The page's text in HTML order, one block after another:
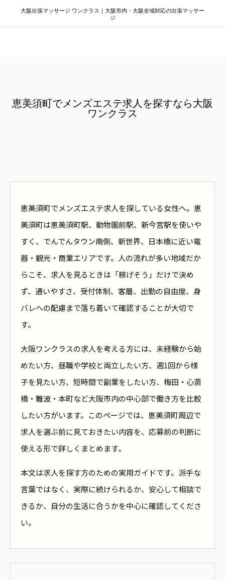
大阪出張マッサージ ワンクラス｜大阪市内・大阪全域対応の出張マッサー
ジ
恵美須町でメンズエステ求人を探すなら大阪
ワンクラス
恵美須町でメンズエステ求人を探している女性へ。恵
美須町は恵美須町駅、動物園前駅、新今宮駅を使いや
すく、でんでんタウン南側、新世界、日本橋に近い電
器・観光・商業エリアです。人の流れが多い地域だか
らこそ、求人を見るときは「稼げそう」だけで決め
ず、通いやすさ、受付体制、客層、出勤の自由度、身
バレへの配慮まで落ち着いて確認することが大切で
す。
大阪ワンクラスの求人を考える方には、未経験から始
めたい方、昼職や学校と両立したい方、週1回から様
子を見たい方、短時間で副業をしたい方、梅田・心斎
橋・難波・本町など大阪市内の中心部で働き方を比較
したい方がいます。このページでは、恵美須町周辺で
求人を選ぶ前に見ておきたい内容を、応募前の判断に
使える形で詳しくまとめます。
本文は求人を探す方のための実用ガイドです。派手な
言葉ではなく、実際に続けられるか、安心して相談で
きるか、自分の生活に合うかを中心に確認してくださ
い。